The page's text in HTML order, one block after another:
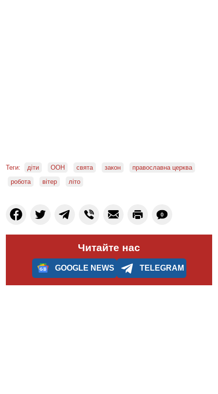
Теги: діти ООН свята закон
православна церква
робота
вітер літо
0
Читайте нас
GOOGLE NEWS TELEGRAM